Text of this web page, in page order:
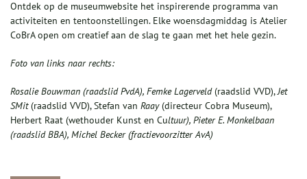
Ontdek op de museumwebsite het inspirerende programma van
activiteiten en tentoonstellingen. Elke woensdagmiddag is Atelier
CoBrA open om creatief aan de slag te gaan met het hele gezin.
Foto van links naar rechts:
Rosalie Bouwman (raadslid PvdA), FemkeLagerveld(raadslid VVD),Jet
SMit(raadslid VVD), Stefan van Raay(directeur Cobra Museum),
Herbert Raat (wethouder Kunst en Cultuur), Pieter E. Monkelbaan
(raadslid BBA), Michel Becker (fractievoorzitterAvA)